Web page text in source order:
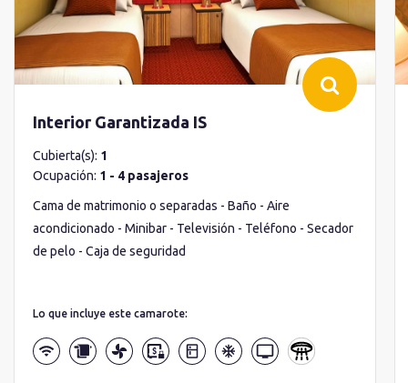
Interior Garantizada IS
Cubierta(s): 1
Ocupación: 1 - 4 pasajeros
Cama de matrimonio o separadas - Baño - Aire
acondicionado - Minibar - Televisión - Teléfono - Secador
de pelo - Caja de seguridad
Lo que incluye este camarote: